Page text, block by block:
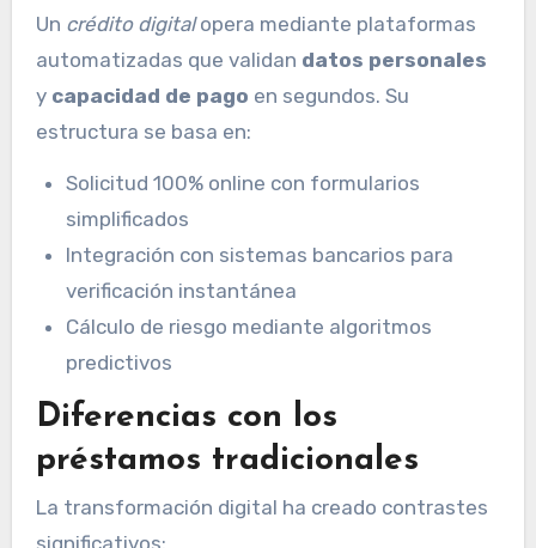
Un crédito digitalopera mediante plataformas
automatizadas que validan datos personales
y capacidad de pago en segundos. Su
estructura se basa en:
Solicitud 100% online con formularios
simplificados
Integración con sistemas bancarios para
verificación instantánea
Cálculo de riesgo mediante algoritmos
predictivos
Diferencias con los
préstamos tradicionales
La transformación digital ha creado contrastes